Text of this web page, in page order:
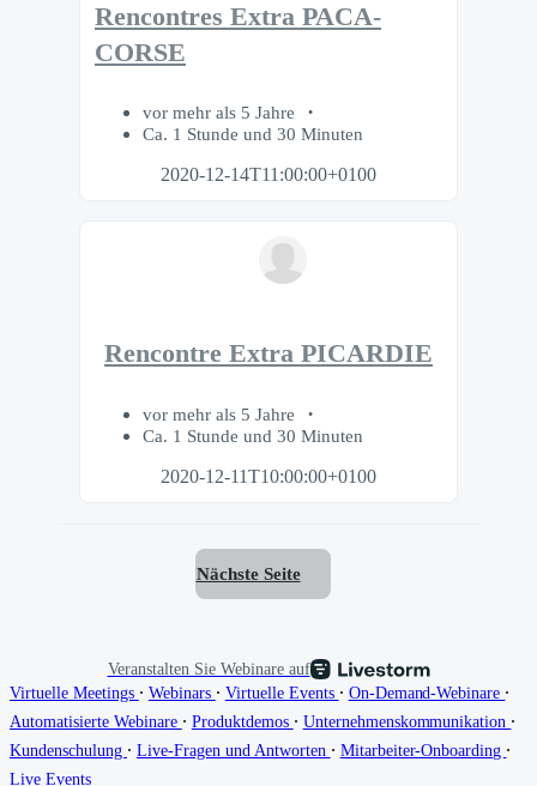
Rencontres Extra PACA-
CORSE
vor mehr als 5 Jahre
Ca. 1 Stunde und 30 Minuten
2020-12-14T11:00:00+0100
Rencontre Extra PICARDIE
vor mehr als 5 Jahre
Ca. 1 Stunde und 30 Minuten
2020-12-11T10:00:00+0100
Nächste Seite
Veranstalten Sie Webinare auf
Virtuelle Meetings ∙ Webinars ∙ Virtuelle Events ∙ On-Demand-Webinare ∙
Automatisierte Webinare ∙ Produktdemos ∙ Unternehmenskommunikation ∙
Kundenschulung ∙ Live-Fragen und Antworten ∙ Mitarbeiter-Onboarding ∙
Live Events